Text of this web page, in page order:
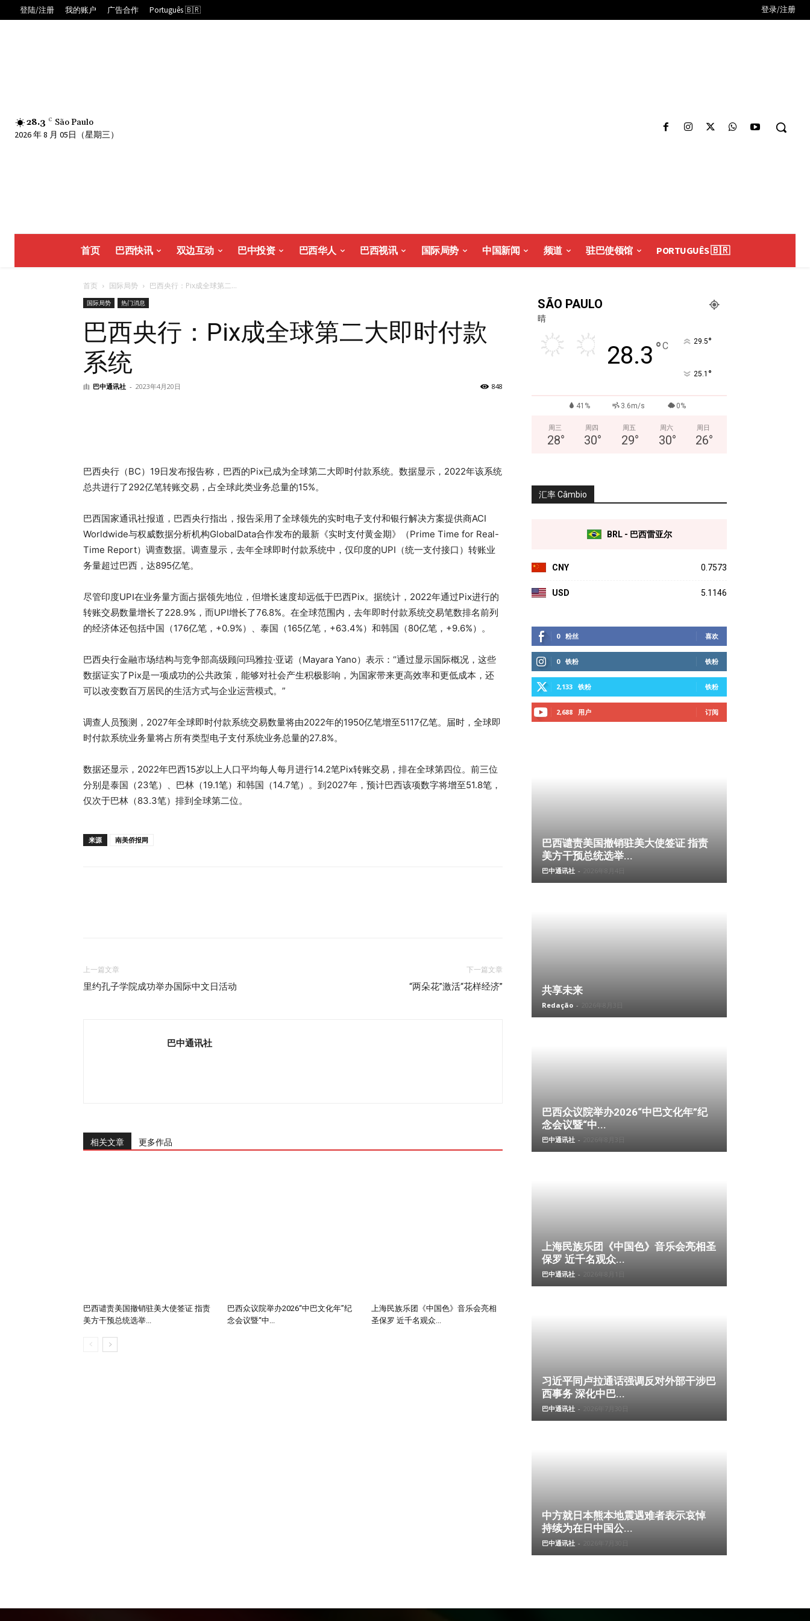
登陆/注册 我的账户 广告合作 Português 🇧🇷 登录/注册
28.3 C São Paulo
2026 年 8 月 05日（星期三）
首页 巴西快讯 双边互动 巴中投资 巴西华人 巴西视讯 国际局势 中国新闻 频道 驻巴使领馆 PORTUGUÊS 🇧🇷
首页 国际局势 巴西央行：Pix成全球第二...
国际局势 热门消息
巴西央行：Pix成全球第二大即时付款
系统
由 巴中通讯社 - 2023年4月20日 848
巴西央行（BC）19日发布报告称，巴西的Pix已成为全球第二大即时付款系统。数据显示，2022年该系统
总共进行了292亿笔转账交易，占全球此类业务总量的15%。
巴西国家通讯社报道，巴西央行指出，报告采用了全球领先的实时电子支付和银行解决方案提供商ACI
Worldwide与权威数据分析机构GlobalData合作发布的最新《实时支付黄金期》（Prime Time for Real-
Time Report）调查数据。调查显示，去年全球即时付款系统中，仅印度的UPI（统一支付接口）转账业
务量超过巴西，达895亿笔。
尽管印度UPI在业务量方面占据领先地位，但增长速度却远低于巴西Pix。据统计，2022年通过Pix进行的
转账交易数量增长了228.9%，而UPI增长了76.8%。在全球范围内，去年即时付款系统交易笔数排名前列
的经济体还包括中国（176亿笔，+0.9%）、泰国（165亿笔，+63.4%）和韩国（80亿笔，+9.6%）。
巴西央行金融市场结构与竞争部高级顾问玛雅拉·亚诺（Mayara Yano）表示：“通过显示国际概况，这些
数据证实了Pix是一项成功的公共政策，能够对社会产生积极影响，为国家带来更高效率和更低成本，还
可以改变数百万居民的生活方式与企业运营模式。”
调查人员预测，2027年全球即时付款系统交易数量将由2022年的1950亿笔增至5117亿笔。届时，全球即
时付款系统业务量将占所有类型电子支付系统业务总量的27.8%。
数据还显示，2022年巴西15岁以上人口平均每人每月进行14.2笔Pix转账交易，排在全球第四位。前三位
分别是泰国（23笔）、巴林（19.1笔）和韩国（14.7笔）。到2027年，预计巴西该项数字将增至51.8笔，
仅次于巴林（83.3笔）排到全球第二位。
来源 南美侨报网
上一篇文章
里约孔子学院成功举办国际中文日活动
下一篇文章
“两朵花”激活“花样经济”
巴中通讯社
相关文章 更多作品
巴西谴责美国撤销驻美大使签证 指责
美方干预总统选举...
巴西众议院举办2026“中巴文化年”纪
念会议暨“中...
上海民族乐团《中国色》音乐会亮相
圣保罗 近千名观众...
SÃO PAULO
晴
28.3 °C 29.5°
25.1 °
41% 3.6m/s 0%
周三
28°
周四
30°
周五
29°
周六
30°
周日
26°
汇率 Câmbio
BRL - 巴西雷亚尔
CNY 0.7573
USD 5.1146
0 粉丝 喜欢
0 铁粉 铁粉
2,133 铁粉 铁粉
2,688 用户 订阅
巴西谴责美国撤销驻美大使签证 指责
美方干预总统选举...
巴中通讯社 -
共享未来
Redação -
巴西众议院举办2026“中巴文化年”纪
念会议暨“中...
巴中通讯社 -
上海民族乐团《中国色》音乐会亮相圣
保罗 近千名观众...
巴中通讯社 -
习近平同卢拉通话强调反对外部干涉巴
西事务 深化中巴...
巴中通讯社 - 2026年7月30日
中方就日本熊本地震遇难者表示哀悼
持续为在日中国公...
巴中通讯社 - 2026年7月30日